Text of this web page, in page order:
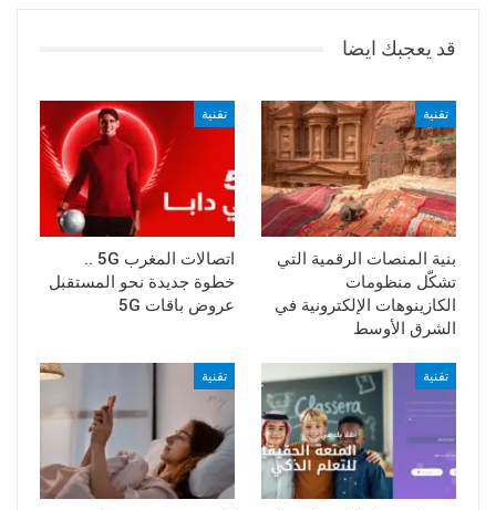
قد يعجبك ايضا
تقنية
بنية المنصات الرقمية التي
تشكّل منظومات
الكازينوهات الإلكترونية في
الشرق الأوسط
تقنية
اتصالات المغرب 5G ..
خطوة جديدة نحو المستقبل
عروض باقات 5G
تقنية تقنية